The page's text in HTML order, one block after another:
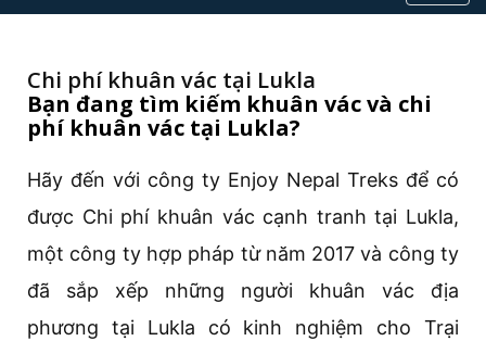
Chi phí khuân vác tại Lukla
Bạn đang tìm kiếm khuân vác và chi
phí khuân vác tại Lukla?
Hãy đến với công ty Enjoy Nepal Treks để có
được Chi phí khuân vác cạnh tranh tại Lukla,
một công ty hợp pháp từ năm 2017 và công ty
đã sắp xếp những người khuân vác địa
phương tại Lukla có kinh nghiệm cho Trại